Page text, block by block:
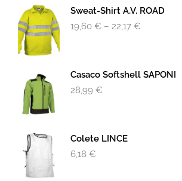
Sweat-Shirt A.v. ROAD
19,60 € – 22,17 €
Casaco Softshell SAPONI
28,99 €
Colete LINCE
6,18 €